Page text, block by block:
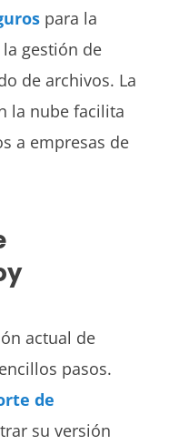
para la
gestión de
de archivos. La
la nube facilita
a empresas de
actual de
pasos.
de
su versión